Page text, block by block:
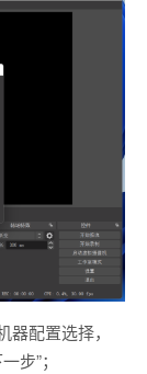
配置选择，
步”；